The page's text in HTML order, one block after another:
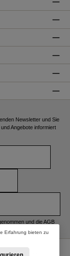
Newsletter und Sie
Angebote informiert
und dieAGB
Erfahrung bieten zu